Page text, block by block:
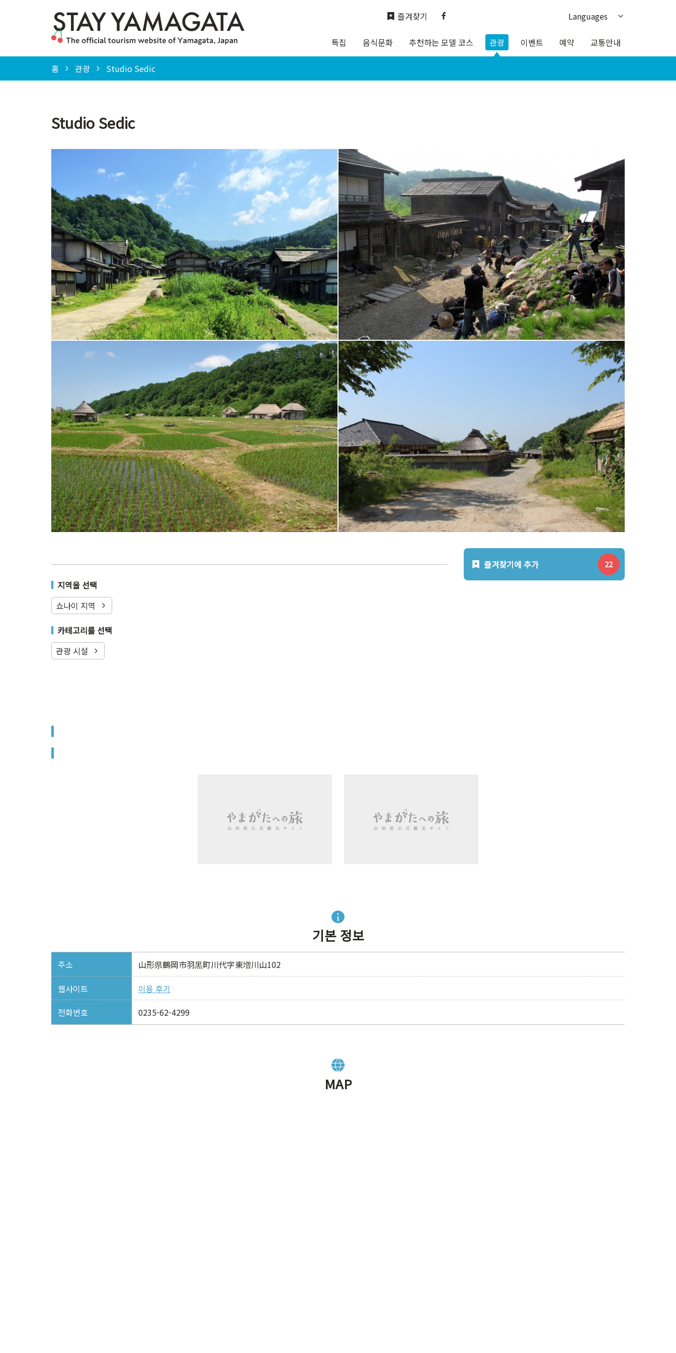
특집 음식문화 추천하는 모델 코스 관광 이벤트 예약 교통안내
즐겨찾기
Languages
日本語
홈 관광 Studio Sedic
Studio Sedic
지역을 선택
쇼나이 지역
카테고리를 선택
관광 시설
즐겨찾기에 추가
기본 정보
주소
山形県鶴岡市羽黒町川代字東増川山102
웹사이트
이용 후기
전화번호
0235-62-4299
MAP